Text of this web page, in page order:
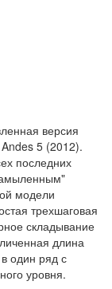
версия
5 (2012).
последних
модели
трехшаговая
складывание
длина
один ряд с
уровня.